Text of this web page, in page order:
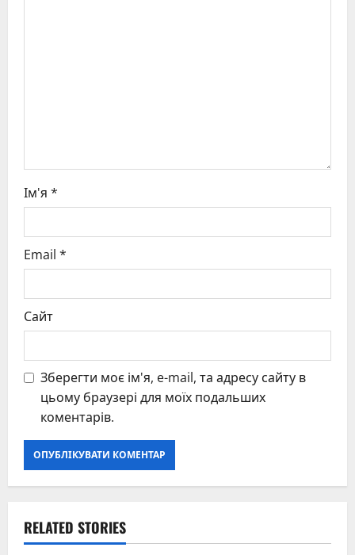
Ім'я *
Email *
Сайт
Зберегти моє ім'я, e-mail, та адресу сайту в
цьому браузері для моїх подальших
коментарів.
RELATED STORIES